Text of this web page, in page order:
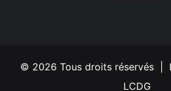
© 2026 Tous droits réservés |
LCDG